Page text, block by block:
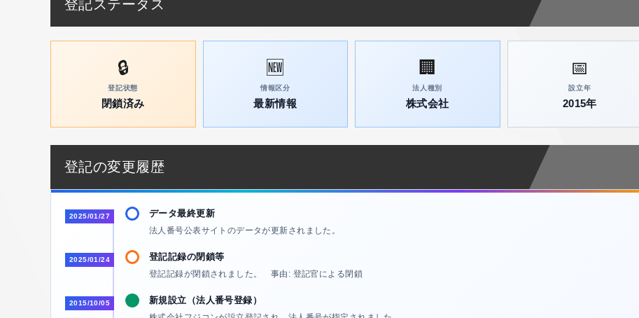
登記ステータス
🔒
登記状態
閉鎖済み
🆕
情報区分
最新情報
🏢
法人種別
株式会社
📅
設立年
2015年
登記の変更履歴
2025/01/27 データ最終更新
法人番号公表サイトのデータが更新されました。
2025/01/24 登記記録の閉鎖等
登記記録が閉鎖されました。 事由: 登記官による閉鎖
2015/10/05 新規設立（法人番号登録）